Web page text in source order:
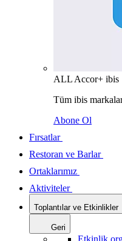
ALL Accor+ ibis
Tüm ibis
Abone Ol
Fırsatlar
Restoran ve Barlar
Ortaklarımız
Aktiviteler
Toplantılar ve Etkinlikler
Geri
Etkinlik